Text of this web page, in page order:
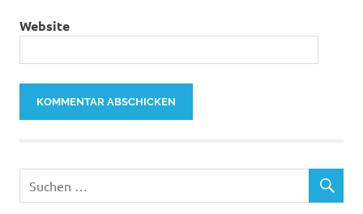
Website